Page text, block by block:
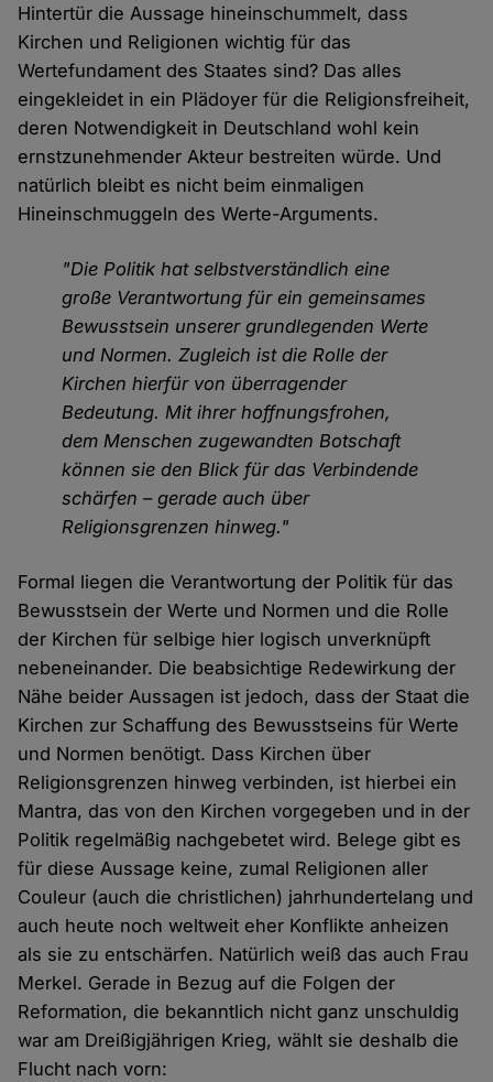
Hintertür die Aussage hineinschummelt, dass
Kirchen und Religionen wichtig für das
Wertefundament des Staates sind? Das alles
eingekleidet in ein Plädoyer für die Religionsfreiheit,
deren Notwendigkeit in Deutschland wohl kein
ernstzunehmender Akteur bestreiten würde. Und
natürlich bleibt es nicht beim einmaligen
Hineinschmuggeln des Werte-Arguments.
"Die Politik hat selbstverständlich eine
große Verantwortung für ein gemeinsames
Bewusstsein unserer grundlegenden Werte
und Normen. Zugleich ist die Rolle der
Kirchen hierfür von überragender
Bedeutung. Mit ihrer hoffnungsfrohen,
dem Menschen zugewandten Botschaft
können sie den Blick für das Verbindende
schärfen – gerade auch über
Religionsgrenzen hinweg."
Formal liegen die Verantwortung der Politik für das
Bewusstsein der Werte und Normen und die Rolle
der Kirchen für selbige hier logisch unverknüpft
nebeneinander. Die beabsichtige Redewirkung der
Nähe beider Aussagen ist jedoch, dass der Staat die
Kirchen zur Schaffung des Bewusstseins für Werte
und Normen benötigt. Dass Kirchen über
Religionsgrenzen hinweg verbinden, ist hierbei ein
Mantra, das von den Kirchen vorgegeben und in der
Politik regelmäßig nachgebetet wird. Belege gibt es
für diese Aussage keine, zumal Religionen aller
Couleur (auch die christlichen) jahrhundertelang und
auch heute noch weltweit eher Konflikte anheizen
als sie zu entschärfen. Natürlich weiß das auch Frau
Merkel. Gerade in Bezug auf die Folgen der
Reformation, die bekanntlich nicht ganz unschuldig
war am Dreißigjährigen Krieg, wählt sie deshalb die
Flucht nach vorn: